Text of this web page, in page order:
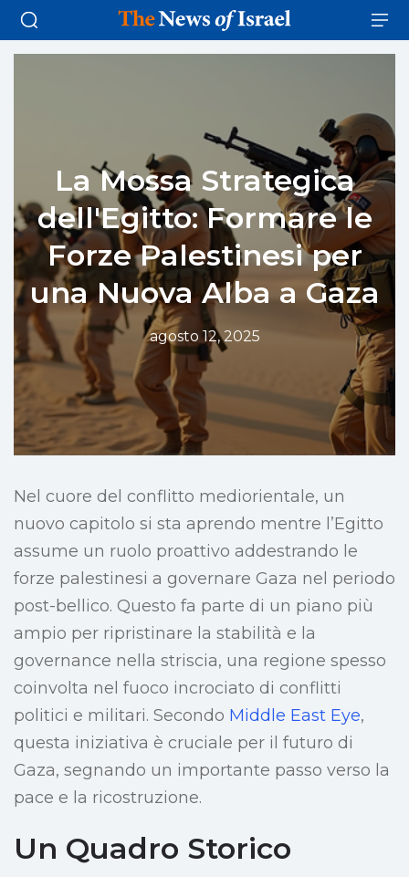
La Mossa Strategica
dell'Egitto: Formare le
Forze Palestinesi per
una Nuova Alba a Gaza
agosto 12, 2025
Nel cuore del conflitto mediorientale, un
nuovo capitolo si sta aprendo mentre l’Egitto
assume un ruolo proattivo addestrando le
forze palestinesi a governare Gaza nel periodo
post-bellico. Questo fa parte di un piano più
ampio per ripristinare la stabilità e la
governance nella striscia, una regione spesso
coinvolta nel fuoco incrociato di conflitti
politici e militari. Secondo Middle East Eye,
questa iniziativa è cruciale per il futuro di
Gaza, segnando un importante passo verso la
pace e la ricostruzione.
Un Quadro Storico